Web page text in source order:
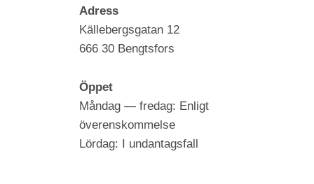
Adress
Källebergsgatan 12
666 30 Bengtsfors
Öppet
Måndag — fredag: Enligt
överenskommelse
Lördag: I undantagsfall